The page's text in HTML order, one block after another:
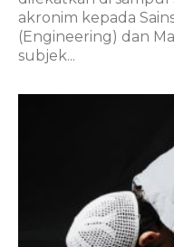
akronim kepada
(Engineering) dan
subjek...